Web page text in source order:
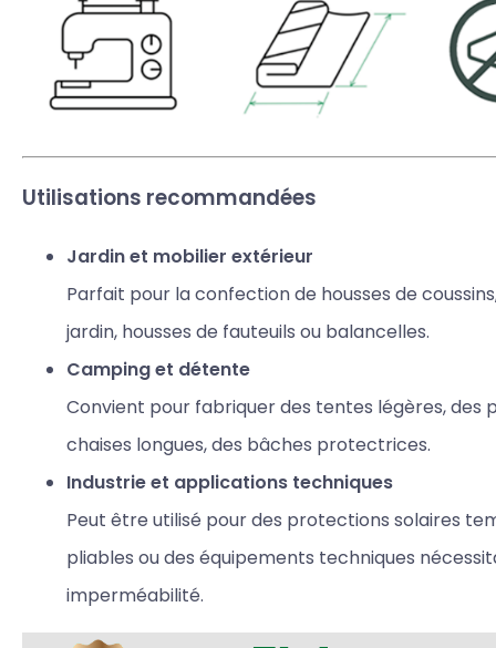
Utilisations recommandées
Jardin et mobilier extérieur
Parfait pour la confection de housses de
jardin, housses de fauteuils ou balancelles.
Camping et détente
Convient pour fabriquer des tentes légères, des
chaises longues, des bâches protectrices.
Industrie et applications techniques
Peut être utilisé pour des protections solaires
pliables ou des équipements techniques
imperméabilité.